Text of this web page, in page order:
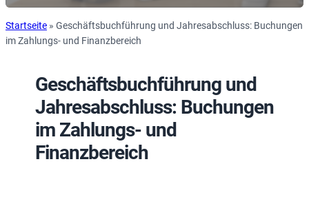
Startseite » Geschäftsbuchführung und Jahresabschluss: Buchungen
im Zahlungs- und Finanzbereich
Geschäftsbuchführung und
Jahresabschluss: Buchungen
im Zahlungs- und
Finanzbereich